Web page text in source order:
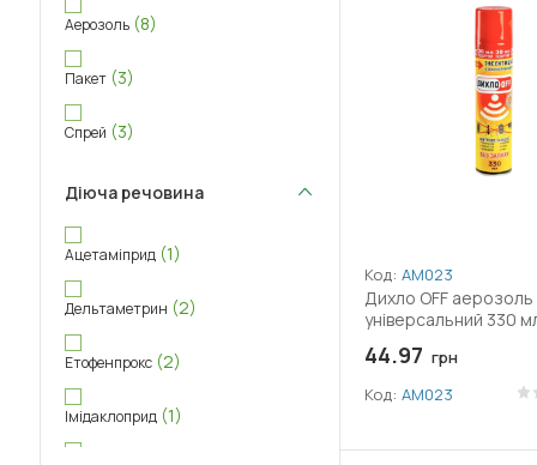
Аерозоль (8)
Пакет (3)
Спрей (3)
Діюча речовина
Ацетаміприд (1)
Дельтаметрин (2)
Етофенпрокс (2)
Імідаклоприд (1)
Код: АМ023
Дихло OFF аерозоль
універсальний 330
44.97 грн
Код: АМ023